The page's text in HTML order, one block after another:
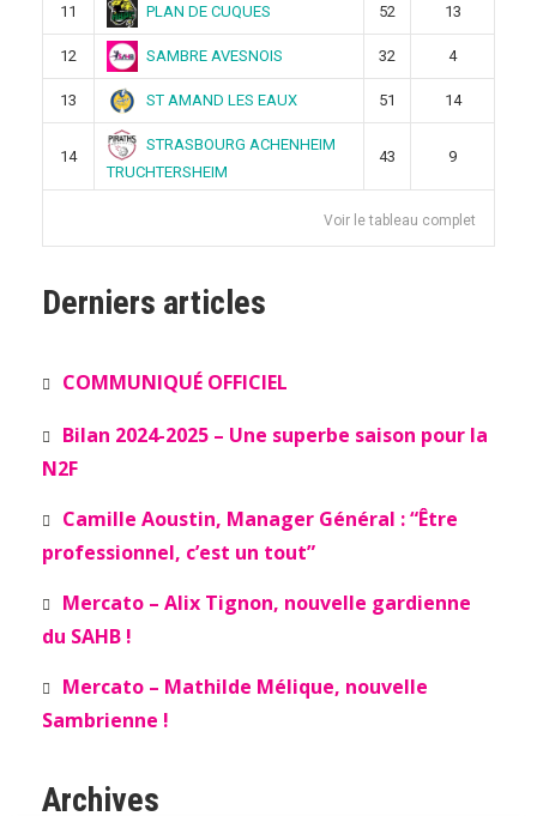
11 PLAN DE CUQUES 52 13
12 SAMBRE AVESNOIS 32 4
13 ST AMAND LES EAUX 51 14
14
STRASBOURG ACHENHEIM
TRUCHTERSHEIM
43 9
Voir le tableau complet
Derniers articles
COMMUNIQUÉ OFFICIEL
Bilan 2024-2025 – Une superbe saison pour la
N2F
Camille Aoustin, Manager Général : “Être
professionnel, c’est un tout”
Mercato – Alix Tignon, nouvelle gardienne
du SAHB !
Mercato – Mathilde Mélique, nouvelle
Sambrienne !
Archives